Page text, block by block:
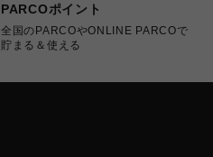
PARCOポイント
全国のPARCOやONLINE PARCOで
貯まる＆使える